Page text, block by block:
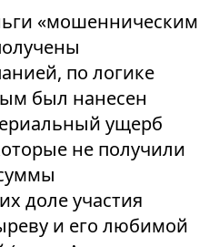
«мошенническим
по логике
был нанесен
ущерб
не получили
доле участия
и его любимой